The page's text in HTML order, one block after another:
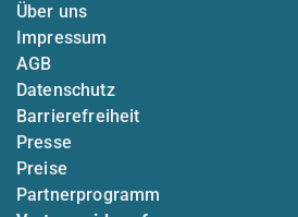
Über uns
Impressum
AGB
Datenschutz
Barrierefreiheit
Presse
Preise
Partnerprogramm